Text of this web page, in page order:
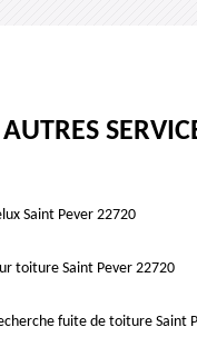
AUTRES
Saint Pever 22720
toiture Saint Pever 22720
fuite de toiture Saint